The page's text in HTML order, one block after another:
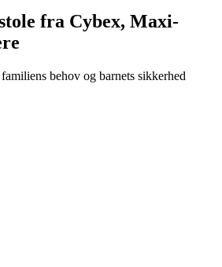
fra Cybex, Maxi-
behov og barnets sikkerhed